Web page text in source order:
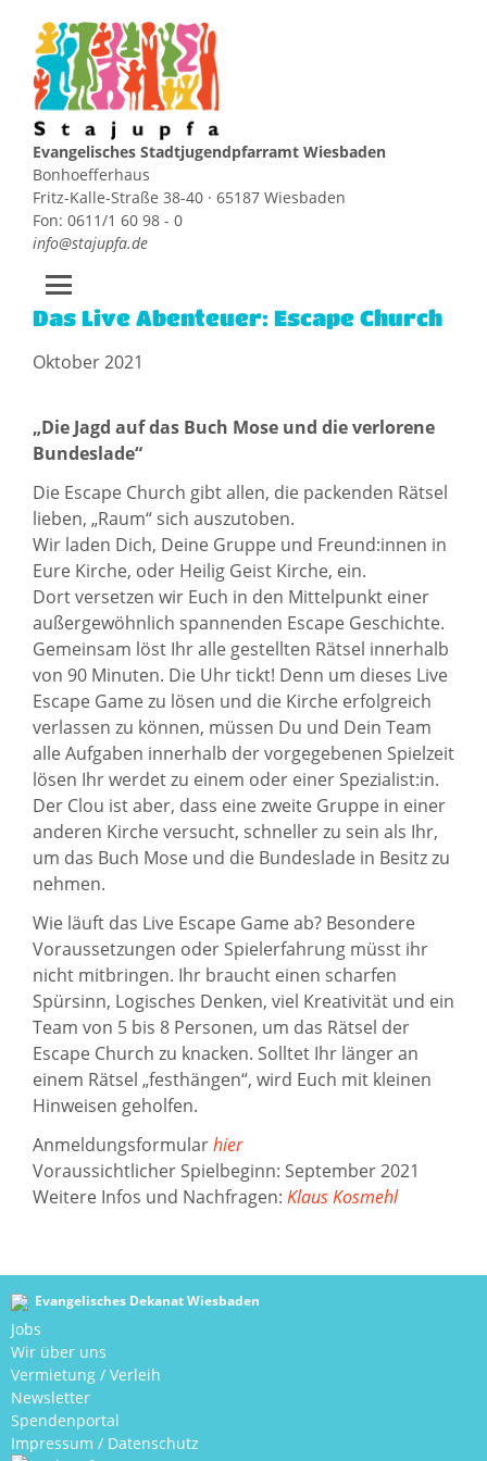
Evangelisches Stadtjugendpfarramt Wiesbaden
Bonhoefferhaus
Fritz-Kalle-Straße 38-40 · 65187 Wiesbaden
Fon: 0611/1 60 98 - 0
info@stajupfa.de
Zum
springen
Das Live Abenteuer: Escape Church
Oktober 2021
„Die Jagd auf das Buch Mose und die verlorene
Bundeslade“
Die Escape Church gibt allen, die packenden Rätsel
lieben, „Raum“ sich auszutoben.
Wir laden Dich, Deine Gruppe und Freund:innen in
Eure Kirche, oder Heilig Geist Kirche, ein.
Dort versetzen wir Euch in den Mittelpunkt einer
außergewöhnlich spannenden Escape Geschichte.
Gemeinsam löst Ihr alle gestellten Rätsel innerhalb
von 90 Minuten. Die Uhr tickt! Denn um dieses Live
Escape Game zu lösen und die Kirche erfolgreich
verlassen zu können, müssen Du und Dein Team
alle Aufgaben innerhalb der vorgegebenen Spielzeit
lösen Ihr werdet zu einem oder einer Spezialist:in.
Der Clou ist aber, dass eine zweite Gruppe in einer
anderen Kirche versucht, schneller zu sein als Ihr,
um das Buch Mose und die Bundeslade in Besitz zu
nehmen.
Wie läuft das Live Escape Game ab? Besondere
Voraussetzungen oder Spielerfahrung müsst ihr
nicht mitbringen. Ihr braucht einen scharfen
Spürsinn, Logisches Denken, viel Kreativität und ein
Team von 5 bis 8 Personen, um das Rätsel der
Escape Church zu knacken. Solltet Ihr länger an
einem Rätsel „festhängen“, wird Euch mit kleinen
Hinweisen geholfen.
Anmeldungsformularhier
Voraussichtlicher Spielbeginn: September 2021
Weitere Infos und Nachfragen: Klaus Kosmehl
Evangelisches Dekanat Wiesbaden
Jobs
Wir über uns
Vermietung / Verleih
Newsletter
Spendenportal
Impressum / Datenschutz